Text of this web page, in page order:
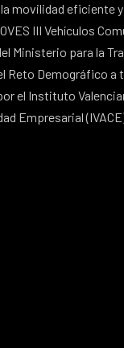
movilidad eficiente
III Vehículos
Ministerio para la
Reto Demográfico a
el Instituto
Empresarial